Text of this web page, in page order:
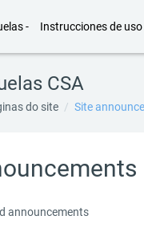
- Instrucciones de
CSA
do site Site
announcements